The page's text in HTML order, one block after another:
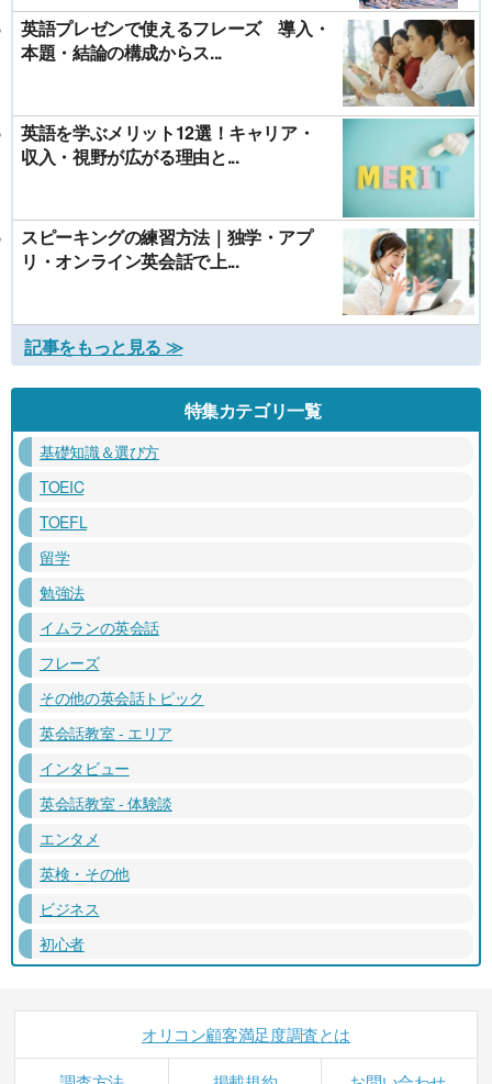
英語プレゼンで使えるフレーズ 導入・
本題・結論の構成からス...
英語を学ぶメリット12選！キャリア・
収入・視野が広がる理由と...
スピーキングの練習方法｜独学・アプ
リ・オンライン英会話で上...
記事をもっと見る ≫
特集カテゴリ一覧
基礎知識＆選び方
TOEIC
TOEFL
留学
勉強法
イムランの英会話
フレーズ
その他の英会話トピック
英会話教室 - エリア
インタビュー
英会話教室 - 体験談
エンタメ
英検・その他
ビジネス
初心者
オリコン顧客満足度調査とは